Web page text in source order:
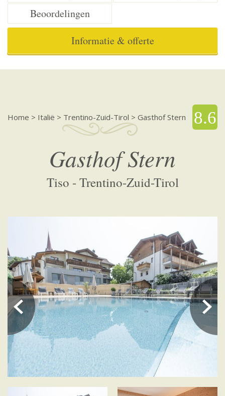
Beoordelingen
Informatie & offerte
8.6
Home > Italië > Trentino-Zuid-Tirol > Gasthof Stern
Gasthof Stern
Tiso - Trentino-Zuid-Tirol